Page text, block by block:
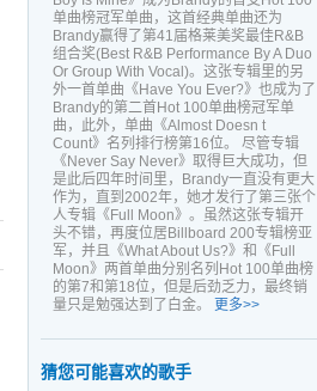
单曲榜冠军单曲，这首经典单曲还为
Brandy赢得了第41届格莱美奖最佳R&B
组合奖(Best R&B Performance By A Duo
Or Group With Vocal)。这张专辑里的另
外一首单曲《Have You Ever?》也成为了
Brandy的第二首Hot 100单曲榜冠军单
曲，此外，单曲《Almost Doesn t
Count》名列排行榜第16位。 尽管专辑
《Never Say Never》取得巨大成功，但
是此后四年时间里，Brandy一直没有更大
作为，直到2002年，她才发行了第三张个
人专辑《Full Moon》。虽然这张专辑开
头不错，再度位居Billboard 200专辑榜亚
军，并且《What About Us?》和《Full
Moon》两首单曲分别名列Hot 100单曲榜
的第7和第18位，但是后劲乏力，最终销
量只是勉强达到了白金。 更多>>
猜您可能喜欢的歌手